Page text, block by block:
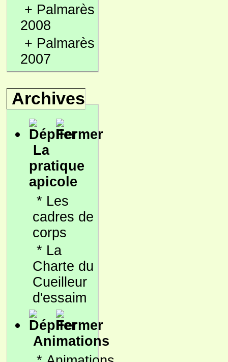
+ Palmarès
2008
+ Palmarès
2007
Archives
La
pratique
apicole
* Les
cadres de
corps
* La
Charte du
Cueilleur
d'essaim
Animations